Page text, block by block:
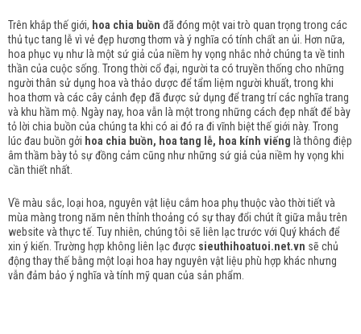
Trên khắp thế giới, hoa chia buồn đã đóng một vai trò quan trọng trong các
thủ tục tang lễ vì vẻ đẹp hương thơm và ý nghĩa có tính chất an ủi. Hơn nữa,
hoa phục vụ như là một sứ giả của niềm hy vọng nhắc nhở chúng ta về tinh
thần của cuộc sống. Trong thời cổ đại, người ta có truyền thống cho những
người thân sử dụng hoa và thảo dược để tẩm liệm người khuất, trong khi
hoa thơm và các cây cảnh đẹp đã được sử dụng để trang trí các nghĩa trang
và khu hầm mộ. Ngày nay, hoa vẫn là một trong những cách đẹp nhất để bày
tỏ lời chia buồn của chúng ta khi có ai đó ra đi vĩnh biệt thế giới này. Trong
lúc đau buồn gởi hoa chia buồn, hoa tang lễ, hoa kính viếng là thông điệp
âm thầm bày tỏ sự đồng cảm cũng như những sứ giả của niềm hy vọng khi
cần thiết nhất.
Về màu sắc, loại hoa, nguyên vật liệu cắm hoa phụ thuộc vào thời tiết và
mùa màng trong năm nên thỉnh thoảng có sự thay đổi chút ít giữa mẫu trên
website và thực tế. Tuy nhiên, chúng tôi sẽ liên lạc trước với Quý khách để
xin ý kiến. Trường hợp không liên lạc được sieuthihoatuoi.net.vn sẽ chủ
động thay thế bằng một loại hoa hay nguyên vật liệu phù hợp khác nhưng
vẫn đảm bảo ý nghĩa và tính mỹ quan của sản phẩm.